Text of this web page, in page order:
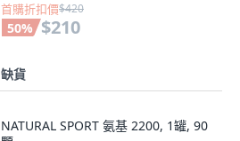
首購折扣價$420
50% $210
缺貨
NATURAL SPORT 氨基 2200, 1罐, 90